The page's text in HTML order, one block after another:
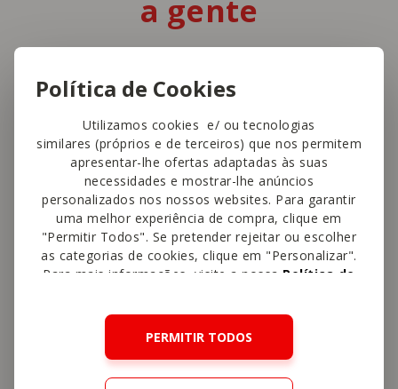
Política de Cookies
Utilizamos cookies e/ ou tecnologias
similares (próprios e de terceiros) que nos permitem
apresentar-lhe ofertas adaptadas às suas
necessidades e mostrar-lhe anúncios
personalizados nos nossos websites. Para garantir
uma melhor experiência de compra, clique em
"Permitir Todos". Se pretender rejeitar ou escolher
as categorias de cookies, clique em "Personalizar".
Para mais informações, visite a nossa Política de
PERMITIR TODOS
a gente
E é de quem quer ter tudo num só sítio. Do
pão do dia à mercearia, do talho à peixaria,
dos frescos ao take-away. Temos sempre
disponível a maior variedade de produtos à
medida de toda a gente e à vida de cada
um. Visite-nos!